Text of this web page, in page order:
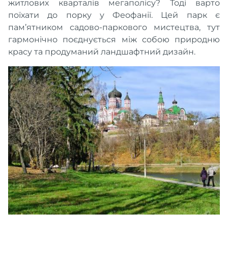
житлових кварталів мегаполісу? Тоді варто
поїхати до порку у Феофанії. Цей парк є
пам’ятником садово-паркового мистецтва, тут
гармонічно поєднується між собою природню
красу та продуманий ландшафтний дизайн.